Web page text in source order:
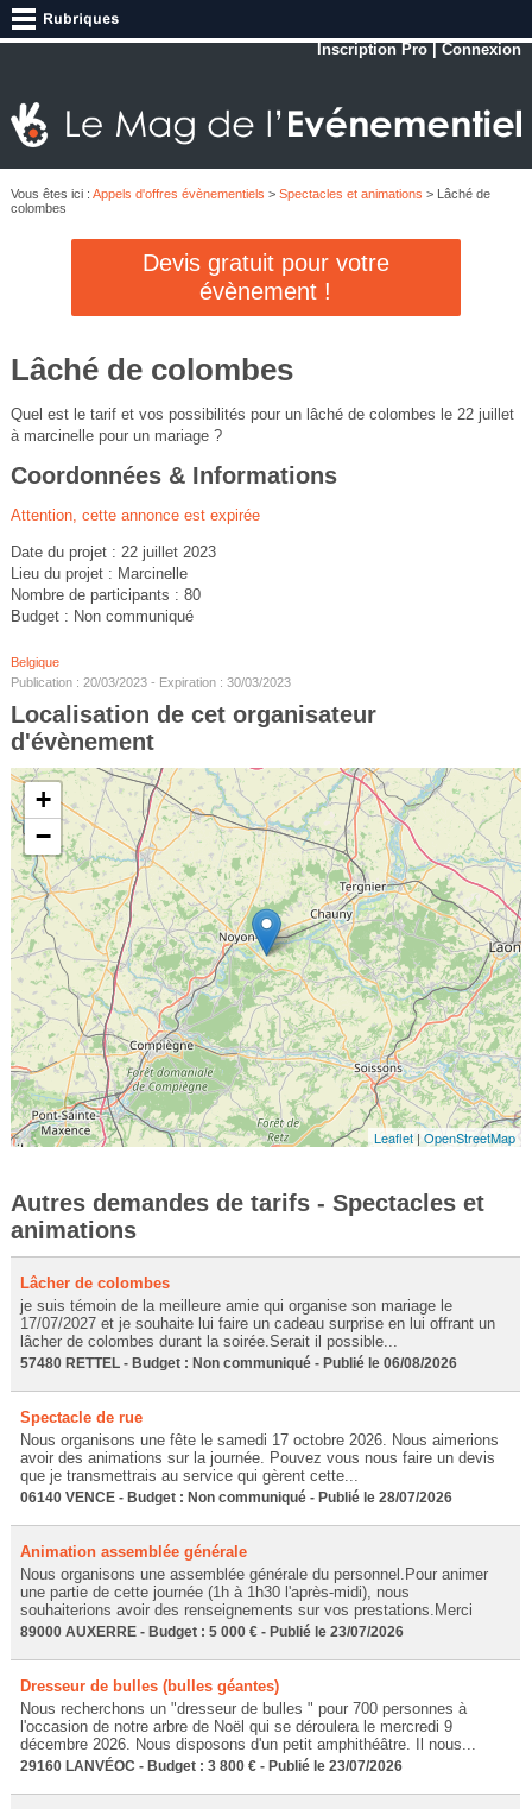
Inscription Pro |Connexion
Vous êtes ici : Appels d'offres évènementiels > Spectacles et animations > Lâché de
colombes
Devis gratuit pour votre
évènement !
Lâché de colombes
Quel est le tarif et vos possibilités pour un lâché de colombes le 22 juillet
à marcinelle pour un mariage ?
Coordonnées & Informations
Attention, cette annonce est expirée
Date du projet : 22 juillet 2023
Lieu du projet : Marcinelle
Nombre de participants : 80
Budget : Non communiqué
Belgique
Publication : 20/03/2023 - Expiration : 30/03/2023
Localisation de cet organisateur
d'évènement
+
−
Leaflet |OpenStreetMap
Autres demandes de tarifs - Spectacles et
animations
Lâcher de colombes
je suis témoin de la meilleure amie qui organise son mariage le
17/07/2027 et je souhaite lui faire un cadeau surprise en lui offrant un
lâcher de colombes durant la soirée.Serait il possible...
57480 RETTEL - Budget : Non communiqué - Publié le 06/08/2026
Spectacle de rue
Nous organisons une fête le samedi 17 octobre 2026. Nous aimerions
avoir des animations sur la journée. Pouvez vous nous faire un devis
que je transmettrais au service qui gèrent cette...
06140 VENCE - Budget : Non communiqué - Publié le 28/07/2026
Animation assemblée générale
Nous organisons une assemblée générale du personnel.Pour animer
une partie de cette journée (1h à 1h30 l'après-midi), nous
souhaiterions avoir des renseignements sur vos prestations.Merci
89000 AUXERRE - Budget : 5 000 € - Publié le 23/07/2026
Dresseur de bulles (bulles géantes)
Nous recherchons un "dresseur de bulles " pour 700 personnes à
l'occasion de notre arbre de Noël qui se déroulera le mercredi 9
décembre 2026. Nous disposons d'un petit amphithéâtre. Il nous...
29160 LANVÉOC - Budget : 3 800 € - Publié le 23/07/2026